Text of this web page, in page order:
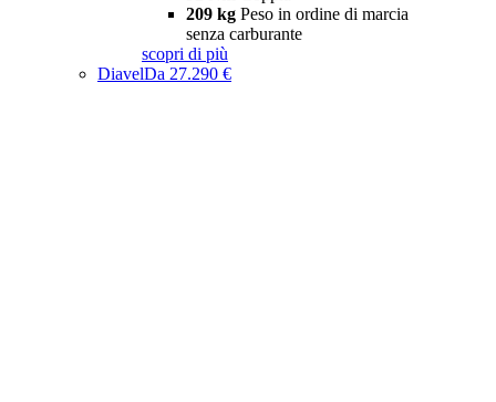
209 kg Peso in ordine di marcia
senza carburante
scopri di più
DiavelDa 27.290 €